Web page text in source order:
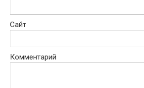
Сайт
Комментарий